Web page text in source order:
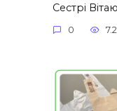
Сестрі
0